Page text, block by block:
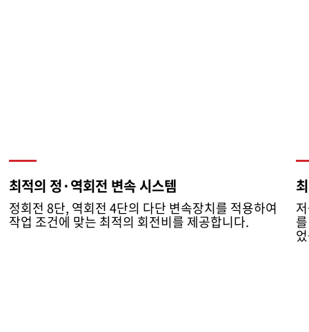
최적의 정·역회전 변속 시스템
정회전 8단, 역회전 4단의 다단 변속장치를 적용하여
작업 조건에 맞는 최적의 회전비를 제공합니다.